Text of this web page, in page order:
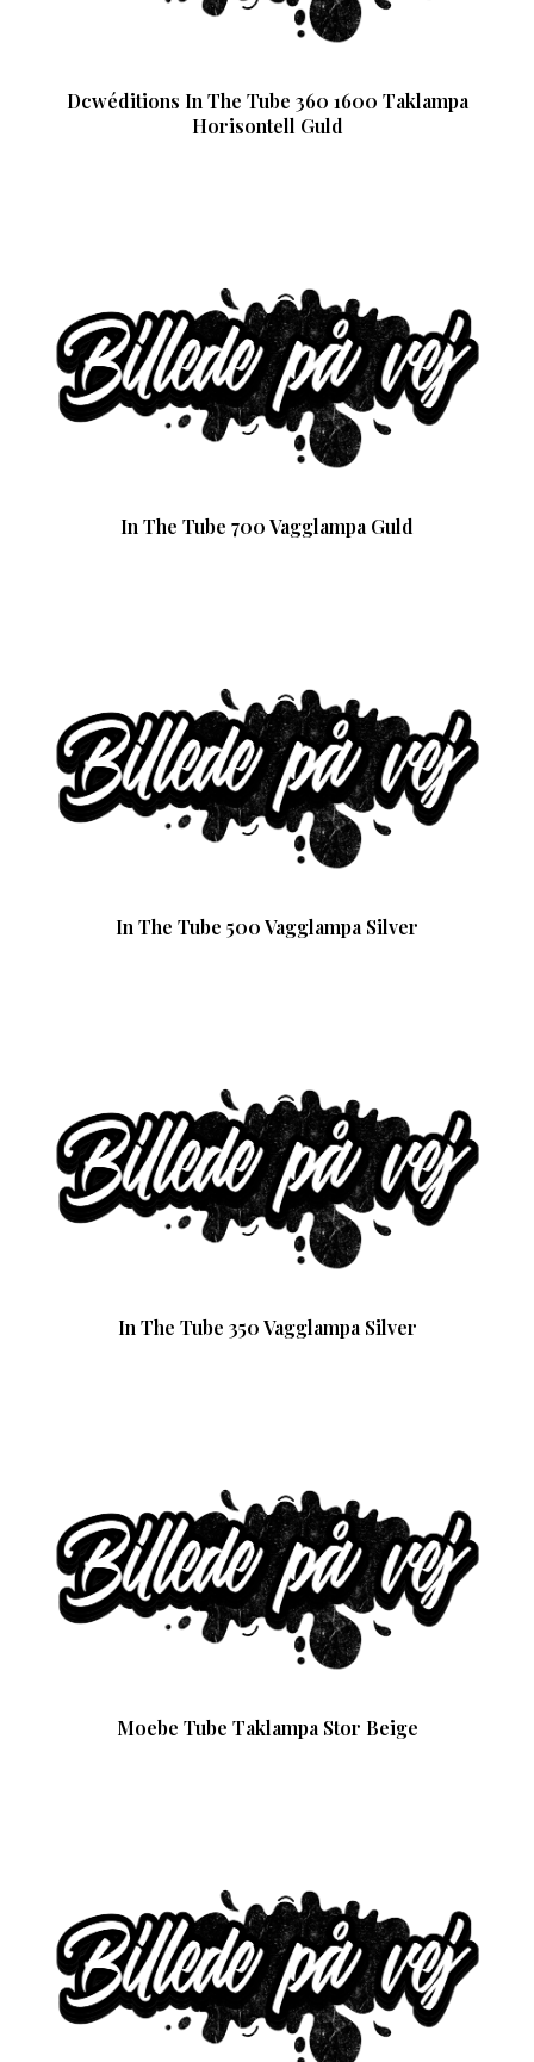
Dcwéditions In The Tube 360 1600 Taklampa
Horisontell Guld
In The Tube 700 Vagglampa Guld
In The Tube 500 Vagglampa Silver
In The Tube 350 Vagglampa Silver
Moebe Tube Taklampa Stor Beige